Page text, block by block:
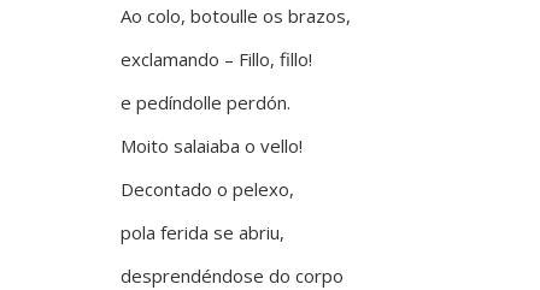
Ao colo, botoulle os brazos,
exclamando – Fillo, fillo!
e pedíndolle perdón.
Moito salaiaba o vello!
Decontado o pelexo,
pola ferida se abriu,
desprendéndose do corpo